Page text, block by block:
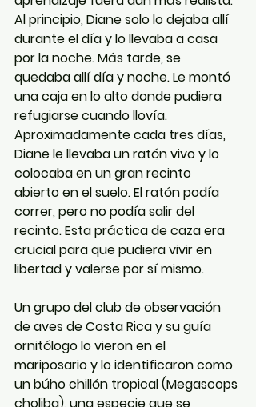
Al principio, Diane solo lo dejaba allí
durante el día y lo llevaba a casa
por la noche. Más tarde, se
quedaba allí día y noche. Le montó
una caja en lo alto donde pudiera
refugiarse cuando llovía.
Aproximadamente cada tres días,
Diane le llevaba un ratón vivo y lo
colocaba en un gran recinto
abierto en el suelo. El ratón podía
correr, pero no podía salir del
recinto. Esta práctica de caza era
crucial para que pudiera vivir en
libertad y valerse por sí mismo.
Un grupo del club de observación
de aves de Costa Rica y su guía
ornitólogo lo vieron en el
mariposario y lo identificaron como
un búho chillón tropical (Megascops